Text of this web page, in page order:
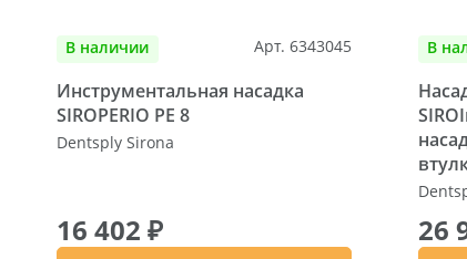
В наличии Арт. 6343045
Инструментальная насадка
SIROPERIO PE 8
Dentsply Sirona
16 402 ₽
В
26